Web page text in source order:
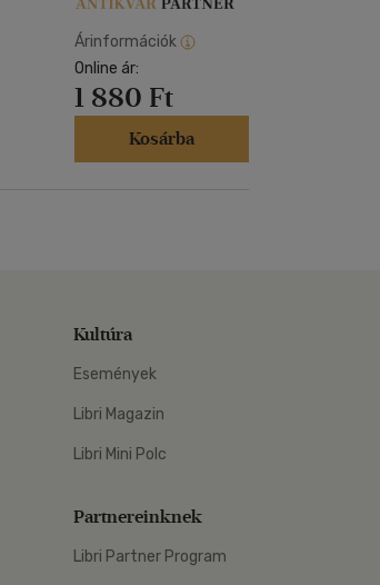
Árinformációk
Online ár:
1 880 Ft
Kosárba
Kultúra
Események
Libri Magazin
Libri Mini Polc
Partnereinknek
Libri Partner Program